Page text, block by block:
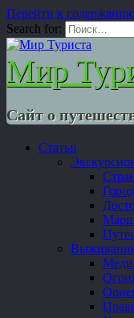
Перейти к
Search for:
Мир
Сайт о
Статьи